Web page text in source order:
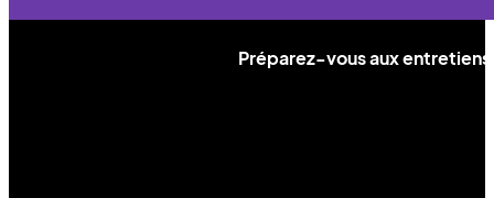
Préparez-vous aux entretiens